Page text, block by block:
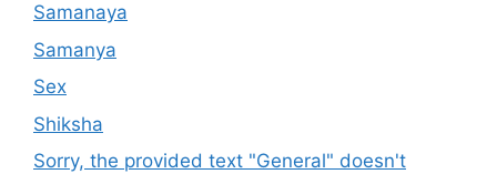
Samanaya
Samanya
Sex
Shiksha
Sorry, the provided text "General" doesn't